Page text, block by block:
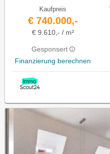
Kaufpreis
€ 740.000,-
€ 9.610,- / m²
Gesponsert
Finanzierung berechnen